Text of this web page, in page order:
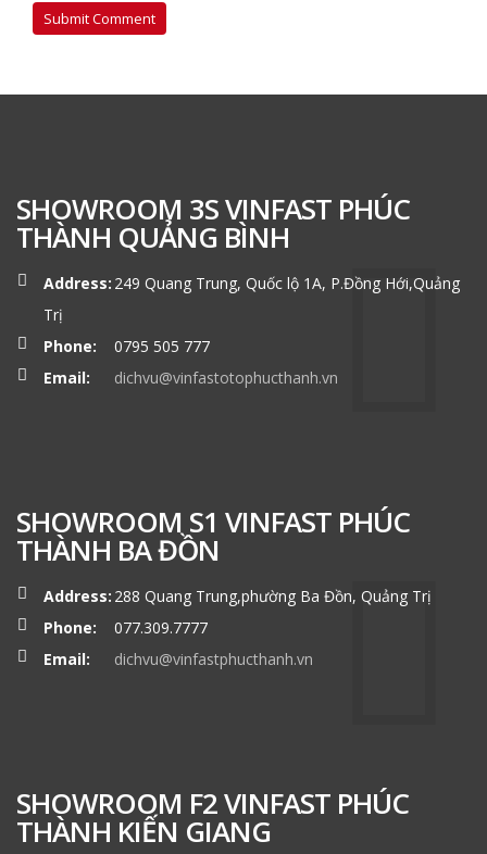
SHOWROOM 3S VINFAST PHÚC
THÀNH QUẢNG BÌNH
Address: 249 Quang Trung, Quốc lộ 1A, P.Đồng Hới,Quảng
Trị
Phone:
0795 505 777
Email:
dichvu@vinfastotophucthanh.vn
SHOWROOM S1 VINFAST PHÚC
THÀNH BA ĐỒN
Address: 288 Quang Trung,phường Ba Đồn, Quảng Trị
Phone:
077.309.7777
Email:
dichvu@vinfastphucthanh.vn
SHOWROOM F2 VINFAST PHÚC
THÀNH KIẾN GIANG